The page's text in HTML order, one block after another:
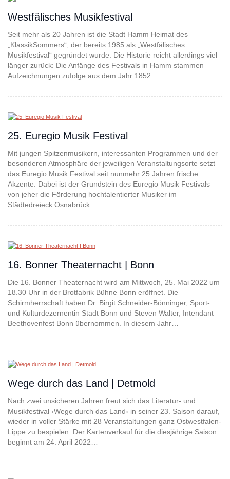
Westfälisches Musikfestival
Seit mehr als 20 Jahren ist die Stadt Hamm Heimat des
„KlassikSommers“, der bereits 1985 als „Westfälisches
Musikfestival“ gegründet wurde. Die Historie reicht allerdings viel
länger zurück: Die Anfänge des Festivals in Hamm stammen
Aufzeichnungen zufolge aus dem Jahr 1852.…
25. Euregio Musik Festival
Mit jungen Spitzenmusikern, interessanten Programmen und der
besonderen Atmosphäre der jeweiligen Veranstaltungsorte setzt
das Euregio Musik Festival seit nunmehr 25 Jahren frische
Akzente. Dabei ist der Grundstein des Euregio Musik Festivals
von jeher die Förderung hochtalentierter Musiker im
Städtedreieck Osnabrück…
16. Bonner Theaternacht | Bonn
Die 16. Bonner Theaternacht wird am Mittwoch, 25. Mai 2022 um
18.30 Uhr in der Brotfabrik Bühne Bonn eröffnet. Die
Schirmherrschaft haben Dr. Birgit Schneider-Bönninger, Sport-
und Kulturdezernentin Stadt Bonn und Steven Walter, Intendant
Beethovenfest Bonn übernommen. In diesem Jahr…
Wege durch das Land | Detmold
Nach zwei unsicheren Jahren freut sich das Literatur- und
Musikfestival ‹Wege durch das Land› in seiner 23. Saison darauf,
wieder in voller Stärke mit 28 Veranstaltungen ganz Ostwestfalen-
Lippe zu bespielen. Der Kartenverkauf für die diesjährige Saison
beginnt am 24. April 2022…